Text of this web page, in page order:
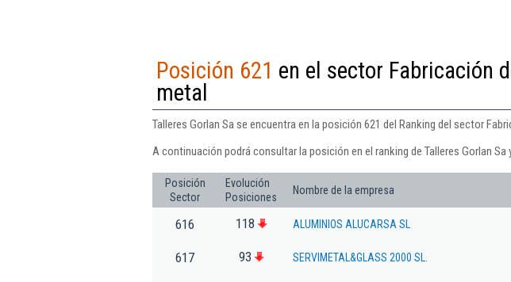
Posición 621 en el sector Fabricación
metal
Talleres Gorlan Sa se encuentra en la posición 621 del Ranking del sector
A continuación podrá consultar la posición en el ranking de Talleres Gorlan
Posición
Sector
Evolución
Posiciones
Nombre de la empresa
616 118 ALUMINIOS ALUCARSA SL
617 93 SERVIMETAL&GLASS 2000 SL.